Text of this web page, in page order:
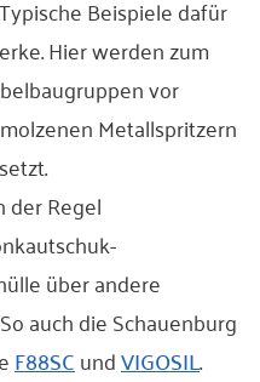
Beispiele dafür
Hier werden zum
vor
Metallspritzern
der Regel
über andere
auch die Schauenburg
F88SCundVIGOSIL.